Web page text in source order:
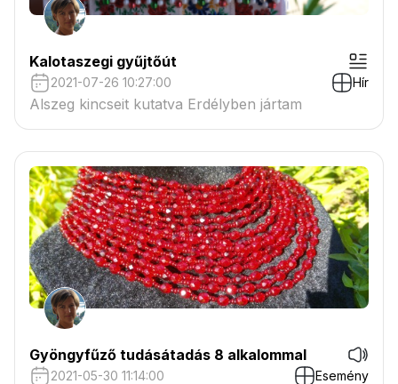
Kalotaszegi gyűjtőút
2021-07-26 10:27:00 Hír
Alszeg kincseit kutatva Erdélyben jártam
Gyöngyfűző tudásátadás 8 alkalommal
2021-05-30 11:14:00 Esemény